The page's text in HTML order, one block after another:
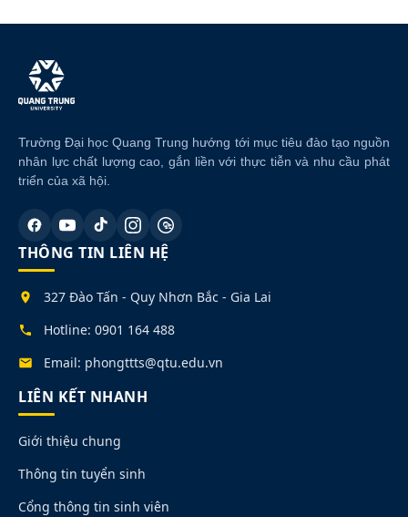
Trường Đại học Quang Trung hướng tới mục tiêu đào tạo nguồn
nhân lực chất lượng cao, gắn liền với thực tiễn và nhu cầu phát
triển của xã hội.
THÔNG TIN LIÊN HỆ
327 Đào Tấn - Quy Nhơn Bắc - Gia Lai
Hotline: 0901 164 488
Email: phongttts@qtu.edu.vn
LIÊN KẾT NHANH
Giới thiệu chung
Thông tin tuyển sinh
Cổng thông tin sinh viên